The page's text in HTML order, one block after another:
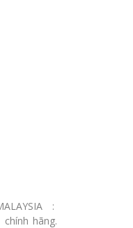
:
hãng.